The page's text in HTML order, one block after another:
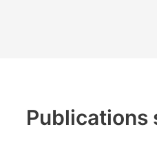
Publications